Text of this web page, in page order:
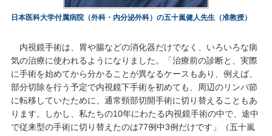
日本医科大学付属病院（外科・内分泌外科）の五十嵐健人先生（准教授）
内視鏡手術は、胃や腸などの消化器だけでなく、いろいろな病
気の治療に使われるようになりました。「治療前の診断と、実際
に手術を始めてから分かることが異なるケースもあり、例えば、
部分切除を行う予定で内視鏡下手術を初めても、周辺のリンパ節
に転移していたために、通常頸部切開手術に切り替えることもあ
ります。しかし、私たちの10年にわたる内視鏡手術の中で、途中
で従来型の手術に切り替えたのは77例中3例だけです」（五十嵐